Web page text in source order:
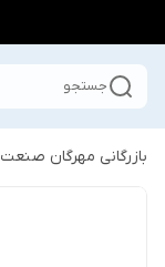
جستجو
بازرگانی مهرگان صنعت